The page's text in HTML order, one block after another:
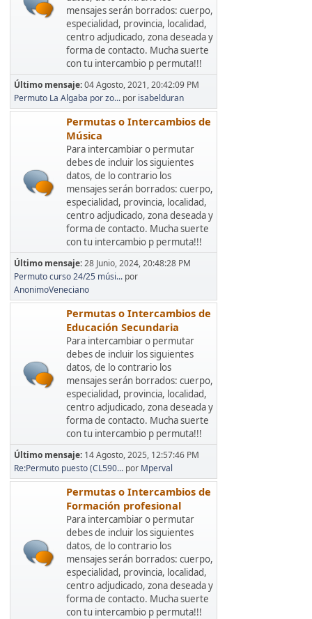
mensajes serán borrados: cuerpo,
especialidad, provincia, localidad,
centro adjudicado, zona deseada y
forma de contacto. Mucha suerte
con tu intercambio p permuta!!!
Último mensaje:04 Agosto, 2021, 20:42:09 PM
Permuto La Algaba por zo... por isabelduran
Permutas o Intercambios de
Música
Para intercambiar o permutar
debes de incluir los siguientes
datos, de lo contrario los
mensajes serán borrados: cuerpo,
especialidad, provincia, localidad,
centro adjudicado, zona deseada y
forma de contacto. Mucha suerte
con tu intercambio p permuta!!!
Último mensaje:28 Junio, 2024, 20:48:28 PM
Permuto curso 24/25 músi... por
AnonimoVeneciano
Permutas o Intercambios de
Educación Secundaria
Para intercambiar o permutar
debes de incluir los siguientes
datos, de lo contrario los
mensajes serán borrados: cuerpo,
especialidad, provincia, localidad,
centro adjudicado, zona deseada y
forma de contacto. Mucha suerte
con tu intercambio p permuta!!!
Último mensaje: 14 Agosto, 2025, 12:57:46 PM
Re:Permuto puesto (CL590... por Mperval
Permutas o Intercambios de
Formación profesional
Para intercambiar o permutar
debes de incluir los siguientes
datos, de lo contrario los
mensajes serán borrados: cuerpo,
especialidad, provincia, localidad,
centro adjudicado, zona deseada y
forma de contacto. Mucha suerte
con tu intercambio p permuta!!!